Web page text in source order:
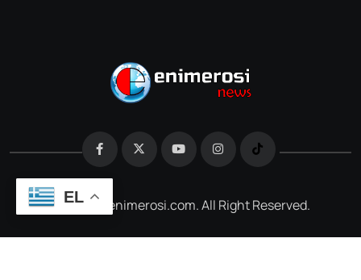
@2026 e-enimerosi.com. All Right Reserved.
EL